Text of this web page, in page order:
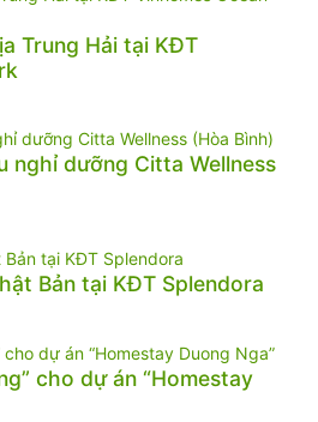
Trung Hải tại KĐT
nghỉ dưỡng Citta Wellness
Bản tại KĐT Splendora
cho dự án “Homestay